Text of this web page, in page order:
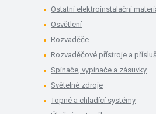
Ostatní elektroinstalační
Osvětlení
Rozvaděče
Rozvaděčové přístroje a
Spínače, vypínače a zásuvky
Světelné zdroje
Topné a chladící systémy